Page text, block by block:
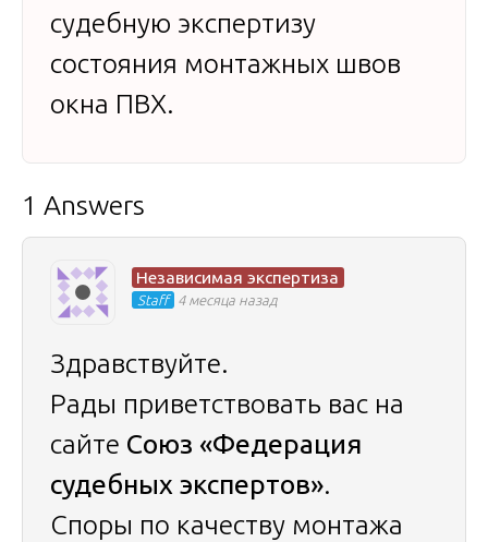
судебную экспертизу
состояния монтажных швов
окна ПВХ.
1 Answers
Независимая экспертиза
Staff 4 месяца назад
Здравствуйте.
Рады приветствовать вас на
сайте Союз «Федерация
судебных экспертов».
Споры по качеству монтажа